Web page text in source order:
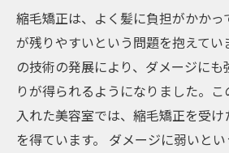
縮毛矯正は、よく髪に負担がかか
が残りやすいという問題を抱えてい
の技術の発展により、ダメージに
りが得られるようになりました。
入れた美容室では、縮毛矯正を受
を得ています。 ダメージに弱いと